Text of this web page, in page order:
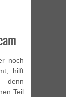
noch
hilft
denn
Teil